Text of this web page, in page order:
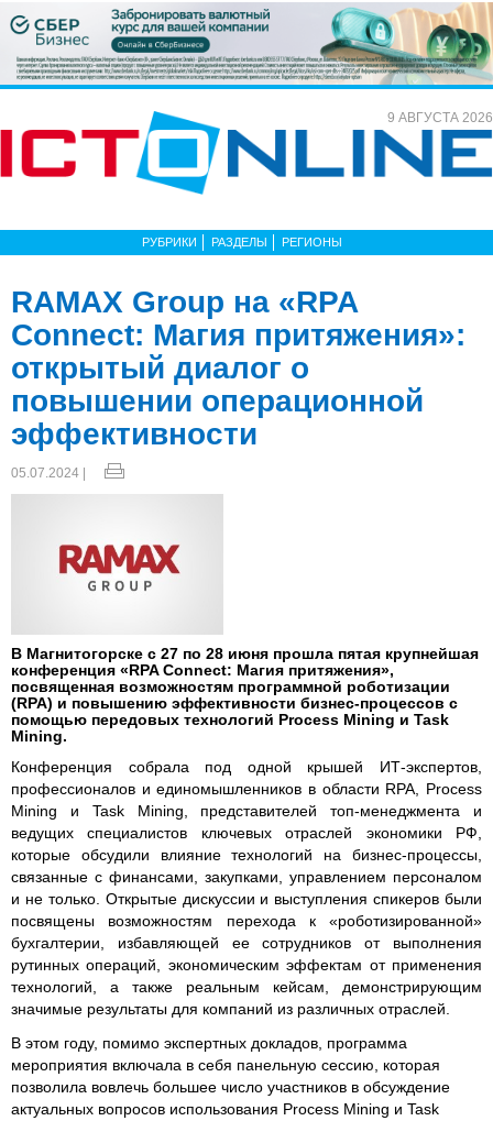
9 АВГУСТА 2026
РУБРИКИ РАЗДЕЛЫ РЕГИОНЫ
RAMAX Group на «RPA
Connect: Магия притяжения»:
открытый диалог о
повышении операционной
эффективности
05.07.2024 |
В Магнитогорске с 27 по 28 июня прошла пятая крупнейшая
конференция «RPA Connect: Магия притяжения»,
посвященная возможностям программной роботизации
(RPA) и повышению эффективности бизнес-процессов с
помощью передовых технологий Process Mining и Task
Mining.
Конференция собрала под одной крышей ИТ-экспертов,
профессионалов и единомышленников в области RPA, Process
Mining и Task Mining, представителей топ-менеджмента и
ведущих специалистов ключевых отраслей экономики РФ,
которые обсудили влияние технологий на бизнес-процессы,
связанные с финансами, закупками, управлением персоналом
и не только. Открытые дискуссии и выступления спикеров были
посвящены возможностям перехода к «роботизированной»
бухгалтерии, избавляющей ее сотрудников от выполнения
рутинных операций, экономическим эффектам от применения
технологий, а также реальным кейсам, демонстрирующим
значимые результаты для компаний из различных отраслей.
В этом году, помимо экспертных докладов, программа
мероприятия включала в себя панельную сессию, которая
позволила вовлечь большее число участников в обсуждение
актуальных вопросов использования Process Mining и Task